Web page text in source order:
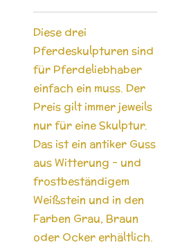
Diese drei
Pferdeskulpturen sind
für Pferdeliebhaber
einfach ein muss. Der
Preis gilt immer jeweils
nur für eine Skulptur.
Das ist ein antiker Guss
aus Witterung - und
frostbeständigem
Weißstein und in den
Farben Grau, Braun
oder Ocker erhältlich.